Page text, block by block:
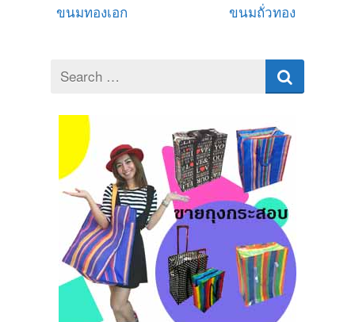
ขนมทองเอก ขนมถั่วทอง
Search
for